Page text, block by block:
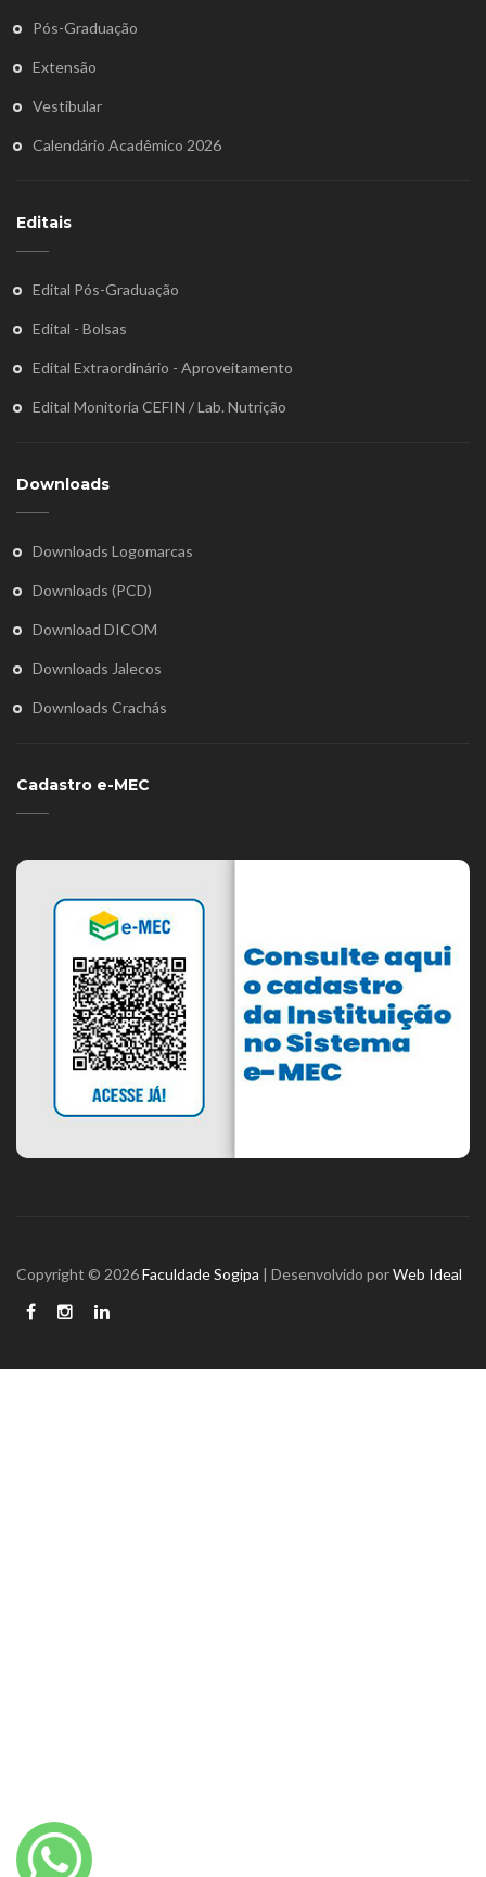
Pós-Graduação
Extensão
Vestibular
Calendário Acadêmico 2026
Editais
Edital Pós-Graduação
Edital - Bolsas
Edital Extraordinário - Aproveitamento
Edital Monitoria CEFIN / Lab. Nutrição
Downloads
Downloads Logomarcas
Downloads (PCD)
Download DICOM
Downloads Jalecos
Downloads Crachás
Cadastro e-MEC
Copyright © 2026Faculdade Sogipa | Desenvolvido porWeb Ideal